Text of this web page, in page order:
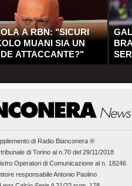
A RBN: "SICURI
MUANI SIA UN
ATTACCANTE?"
di Radio Bianconera ®
di Torino al n.70 del 29/11/2018
Operatori di Comunicazione al n. 18246
responsabile Antonio Paolino